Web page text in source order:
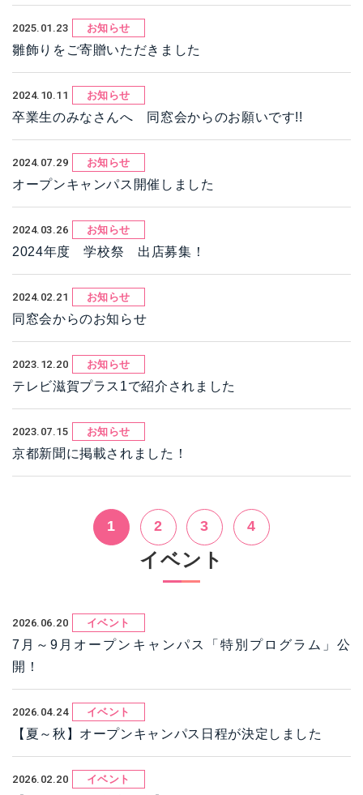
2025.01.23 お知らせ
雛飾りをご寄贈いただきました
2024.10.11 お知らせ
卒業生のみなさんへ 同窓会からのお願いです!!
2024.07.29 お知らせ
オープンキャンパス開催しました
2024.03.26 お知らせ
2024年度 学校祭 出店募集！
2024.02.21 お知らせ
同窓会からのお知らせ
2023.12.20 お知らせ
テレビ滋賀プラス1で紹介されました
2023.07.15 お知らせ
京都新聞に掲載されました！
1 2 3 4
イベント
2026.06.20 イベント
7月～9月オープンキャンパス「特別プログラム」公
開！
2026.04.24 イベント
【夏～秋】オープンキャンパス日程が決定しました
2026.02.20 イベント